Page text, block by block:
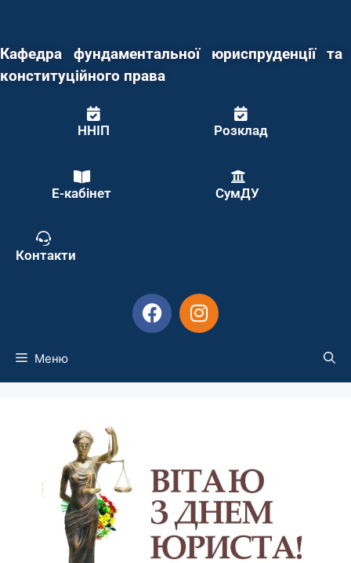
Кафедра фундаментальної юриспруденції та
конституційного права
ННІП Розклад
Е-кабінет СумДУ
Контакти
Меню